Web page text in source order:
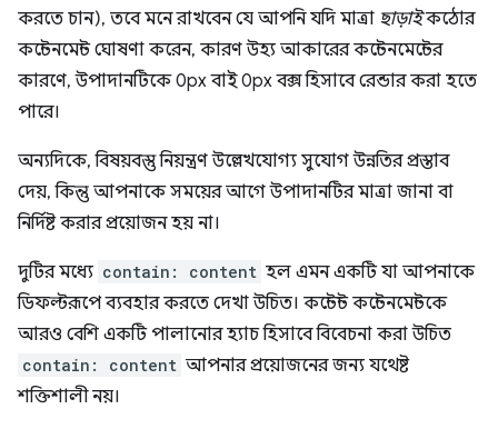
করতে চান), তবে মনে রাখবেন যে আপনি যদি মাত্রা ছাড়াইকঠোর
কন্টেনমেন্ট ঘোষণা করেন, কারণ উহ্য আকারের কন্টেনমেন্টের
কারণে, উপাদানটিকে 0px বাই 0px বক্স হিসাবে রেন্ডার করা হতে
পারে।
অন্যদিকে, বিষয়বস্তু নিয়ন্ত্রণ উল্লেখযোগ্য সুযোগ উন্নতির প্রস্তাব
দেয়, কিন্তু আপনাকে সময়ের আগে উপাদানটির মাত্রা জানা বা
নির্দিষ্ট করার প্রয়োজন হয় না।
দুটির মধ্যে contain: content হল এমন একটি যা আপনাকে
ডিফল্টরূপে ব্যবহার করতে দেখা উচিত। কন্টেন্ট কন্টেনমেন্টকে
আরও বেশি একটি পালানোর হ্যাচ হিসাবে বিবেচনা করা উচিত
contain: content আপনার প্রয়োজনের জন্য যথেষ্ট
শক্তিশালী নয়।